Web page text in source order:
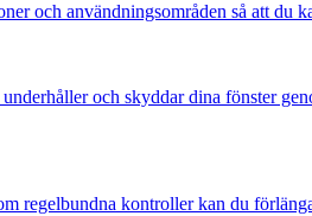
och användningsområden så att du
och skyddar dina fönster
regelbundna kontroller kan du